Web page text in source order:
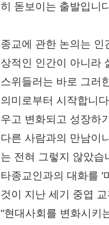
히 돋보이는 출발입니
종교에 관한 논의는 인
상적인 인간이 아니라
스위들러는 바로 그러
의미로부터 시작합니
우고 변화되고 성장하
다른 사람과의 만남이
는 전혀 그렇지 않았습
타종교인과의 대화를 '
것이 지난 세기 중엽
"현대사회를 변화시키